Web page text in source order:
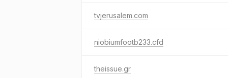
tvjerusalem.com
niobiumfootb233.cfd
theissue.gr